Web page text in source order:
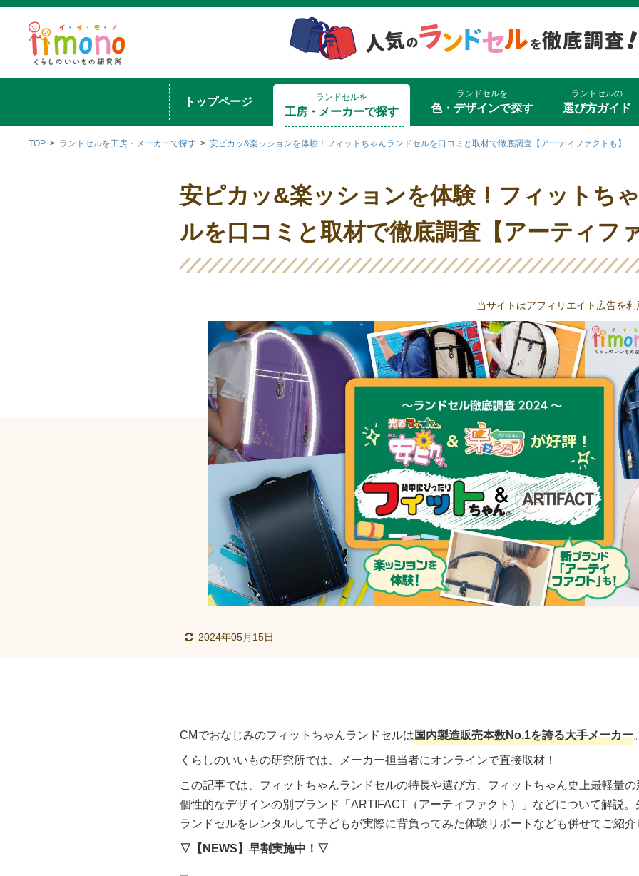
トップページ ランドセルを
工房・メーカーで探す
ランドセルを
色・デザインで探す
ランドセルの
選び方ガイド
TOP ランドセルを工房・メーカーで探す 安ピカッ&楽ッションを体験！フィットちゃんランドセルを口コミと取材で徹底調査【アーティファクトも】
安ピカッ&楽ッションを体験！フィットち
ルを口コミと取材で徹底調査【アーティフ
当サイトはアフィリエイト広告を利
2024年05月15日
CMでおなじみのフィットちゃんランドセルは国内製造販売本数No.1を誇る大手メーカー。
くらしのいいもの研究所では、メーカー担当者にオンラインで直接取材！
この記事では、フィットちゃんランドセルの特長や選び方、フィットちゃん史上最軽量の
個性的なデザインの別ブランド「ARTIFACT（アーティファクト）」などについて解説。
ランドセルをレンタルして子どもが実際に背負ってみた体験リポートなども併せてご紹介
▽【NEWS】早割実施中！▽